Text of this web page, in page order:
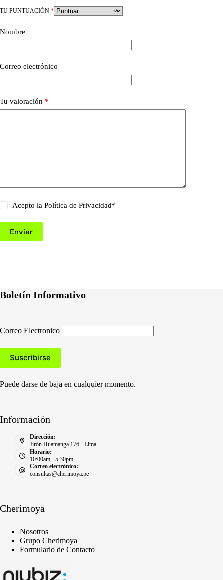
TU PUNTUACIÓN *
Nombre
Correo electrónico
Tu valoración *
Acepto laPolítica de Privacidad*
Enviar
Boletín Informativo
Correo Electronico
Puede darse de baja en cualquier momento.
Información
Dirección:
Jirón Huamanga 176 - Lima
Horario:
10:00am - 5:30pm
Correo electrónico:
consultas@cherimoya.pe
Cherimoya
Nosotros
Grupo Cherimoya
Formulario de Contacto